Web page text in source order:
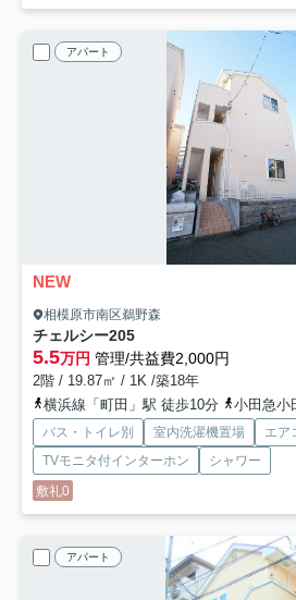
アパート
NEW
相模原市南区鵜野森
チェルシー205
5.5万円 管理/共益費2,000円
2階 / 19.87㎡ / 1K /築18年
横浜線「町田」駅 徒歩10分
小田急小
バス・トイレ別 室内洗濯機置場 エア
TVモニタ付インターホン
シャワー
敷礼0
アパート